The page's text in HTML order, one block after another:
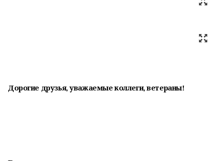
Дорогие друзья, уважаемые коллеги, ветераны!